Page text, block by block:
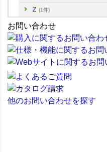
Z (1件)
お問い合わせ
他のお問い合わせを探す